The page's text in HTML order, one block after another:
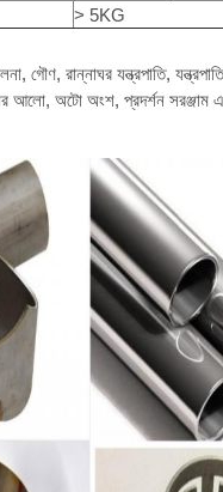
> 5KG
গৌণ, রান্নাঘর যন্ত্রপাতি,
আলো, অটো অংশ, প্রদর্শন সরঞ্জাম